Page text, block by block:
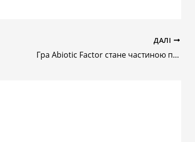
ДАЛІ
Гра Abiotic Factor стане частиною підписки PS Plus Extra в липні